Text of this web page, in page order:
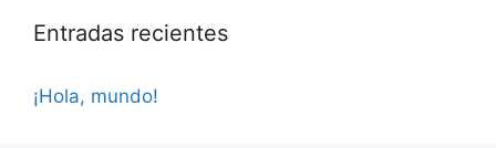
Entradas recientes
¡Hola, mundo!